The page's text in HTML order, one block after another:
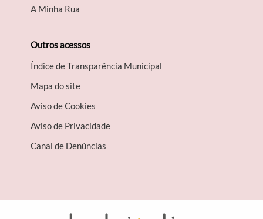
A Minha Rua
Outros acessos
Índice de Transparência Municipal
Mapa do site
Aviso de Cookies
Aviso de Privacidade
Canal de Denúncias